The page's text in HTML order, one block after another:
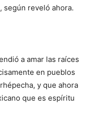
según reveló ahora.
a amar las raíces
en pueblos
y que ahora
que es espíritu